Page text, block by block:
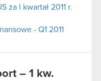
za I kwartał 2011 r.
- Q1 2011
– 1 kw.